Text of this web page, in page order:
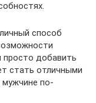
способ
просто добавить
стать отличными
мужчине по-